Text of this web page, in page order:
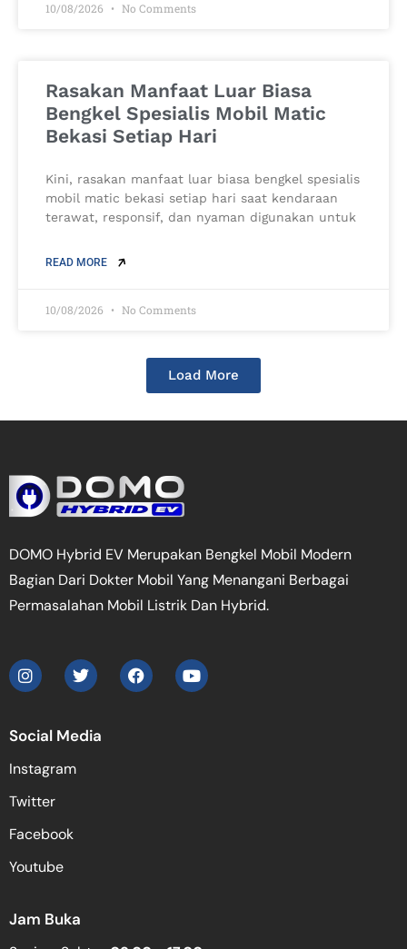
10/08/2026 No Comments
Rasakan Manfaat Luar Biasa
Bengkel Spesialis Mobil Matic
Bekasi Setiap Hari
Kini, rasakan manfaat luar biasa bengkel spesialis
mobil matic bekasi setiap hari saat kendaraan
terawat, responsif, dan nyaman digunakan untuk
READ MORE
10/08/2026 No Comments
Load More
DOMO Hybrid EV Merupakan Bengkel Mobil Modern
Bagian Dari Dokter Mobil Yang Menangani Berbagai
Permasalahan Mobil Listrik Dan Hybrid.
Social Media
Instagram
Twitter
Facebook
Youtube
Jam Buka